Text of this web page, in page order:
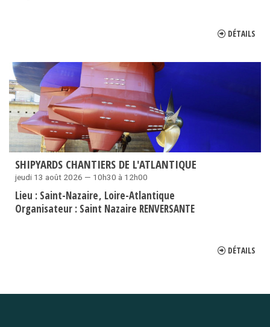
DÉTAILS
SHIPYARDS CHANTIERS DE L'ATLANTIQUE
jeudi 13 août 2026 — 10h30 à 12h00
Lieu : Saint-Nazaire Loire-Atlantique
Organisateur : Saint Nazaire RENVERSANTE
DÉTAILS